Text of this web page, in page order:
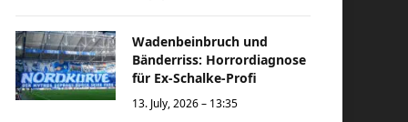
Wadenbeinbruch und
Bänderriss: Horrordiagnose
für Ex-Schalke-Profi
13. July, 2026 – 13:35